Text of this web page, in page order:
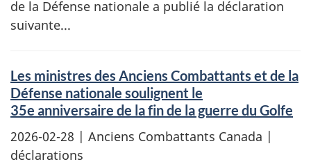
de la Défense nationale a publié la déclaration
suivante...
Les ministres des Anciens Combattants et de la
Défense nationale soulignent le
35e anniversaire de la fin de la guerre du Golfe
2026-02-28 | Anciens Combattants Canada |
déclarations